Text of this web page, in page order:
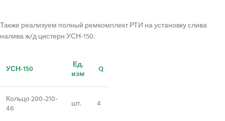
Также реализуем полный ремкомплект РТИ на установку слива
налива ж/д цистерн УСН-150:
УСН-150
Ед.
изм
Q
Кольцо 200-210-
46
шт. 4